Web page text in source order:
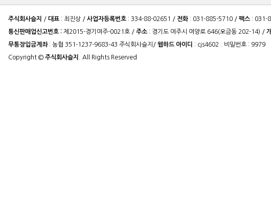
주식회사슬지 / 대표 : 최진상 / 사업자등록번호 : 334-88-02651 / 전화 : 031-885-5710 / 팩스 : 031-
통신판매업신고번호 : 제2015-경기여주-0021호 / 주소 : 경기도 여주시 여양로 646(오금동 202-14) /
무통장입금계좌: 농협 351-1237-9683-43 주식회사슬지/ 웹하드 아이디 : cjs4602 . 비밀번호 : 9979
Copyright © 주식회사슬지 . All Rights Reserved